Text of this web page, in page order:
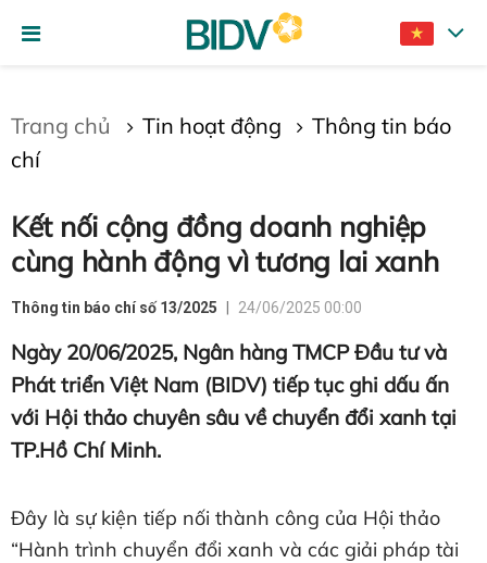
Trang chủ Tin hoạt động
Thông tin báo
chí
Kết nối cộng đồng doanh nghiệp
cùng hành động vì tương lai xanh
Thông tin báo chí số 13/2025 24/06/2025 00:00
Ngày 20/06/2025, Ngân hàng TMCP Đầu tư và
Phát triển Việt Nam (BIDV) tiếp tục ghi dấu ấn
với Hội thảo chuyên sâu về chuyển đổi xanh tại
TP.Hồ Chí Minh.
Đây là sự kiện tiếp nối thành công của Hội thảo
“Hành trình chuyển đổi xanh và các giải pháp tài
Gửi bình luận